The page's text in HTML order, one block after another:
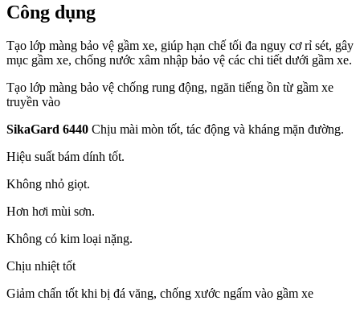
Công dụng
Tạo lớp màng bảo vệ gầm xe, giúp hạn chế tối đa nguy cơ rỉ sét, gây
mục gầm xe, chống nước xâm nhập bảo vệ các chi tiết dưới gầm xe.
Tạo lớp màng bảo vệ chống rung động, ngăn tiếng ồn từ gầm xe
truyền vào
SikaGard 6440 Chịu mài mòn tốt, tác động và kháng mặn đường.
Hiệu suất bám dính tốt.
Không nhỏ giọt.
Hơn hơi mùi sơn.
Không có kim loại nặng.
Chịu nhiệt tốt
Giảm chấn tốt khi bị đá văng, chống xước ngấm vào gầm xe